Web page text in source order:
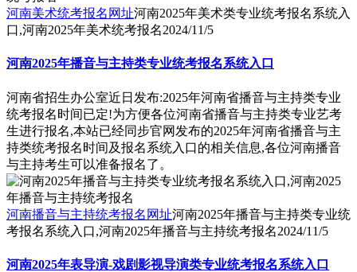
河南美术统考报名网址河南2025年美术类专业统考报名系统入
口,河南2025年美术统考报名2024/11/5
河南2025年播音与主持类专业统考报名系统入口
河南省招生办公室近日发布:2025年河南省播音与主持类专业
统考报名时间已定!为方便各位河南省播音与主持类专业艺考
生进行报名,本站已经同步官网发布的2025年河南省播音与主
持类统考报名时间及报名系统入口的相关信息,各位河南播音
与主持考生可以准备报名了。
河南播音与主持统考报名网址河南2025年播音与主持类专业统
考报名系统入口,河南2025年播音与主持统考报名2024/11/5
河南2025年表导演-戏剧影视导演类专业统考报名系统入口